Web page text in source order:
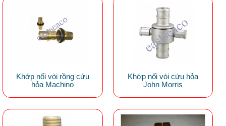
Khớp nối vòi rồng cứu
hỏa Machino
Khớp nối vòi cứu hỏa
John Morris